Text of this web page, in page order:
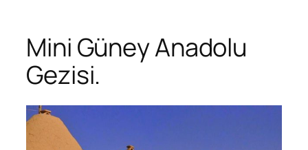
Mini Güney Anadolu
Gezisi.